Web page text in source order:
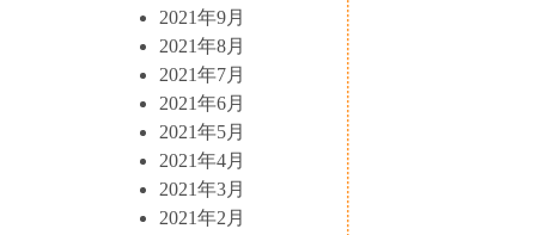
2021年9月
2021年8月
2021年7月
2021年6月
2021年5月
2021年4月
2021年3月
2021年2月